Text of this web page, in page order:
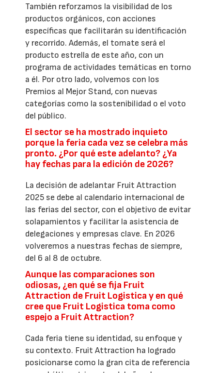
También reforzamos la visibilidad de los
productos orgánicos, con acciones
específicas que facilitarán su identificación
y recorrido. Además, el tomate será el
producto estrella de este año, con un
programa de actividades temáticas en torno
a él. Por otro lado, volvemos con los
Premios al Mejor Stand, con nuevas
categorías como la sostenibilidad o el voto
del público.
El sector se ha mostrado inquieto
porque la feria cada vez se celebra más
pronto. ¿Por qué este adelanto? ¿Ya
hay fechas para la edición de 2026?
La decisión de adelantar Fruit Attraction
2025 se debe al calendario internacional de
las ferias del sector, con el objetivo de evitar
solapamientos y facilitar la asistencia de
delegaciones y empresas clave. En 2026
volveremos a nuestras fechas de siempre,
del 6 al 8 de octubre.
Aunque las comparaciones son
odiosas, ¿en qué se fija Fruit
Attraction de Fruit Logistica y en qué
cree que Fruit Logistica toma como
espejo a Fruit Attraction?
Cada feria tiene su identidad, su enfoque y
su contexto. Fruit Attraction ha logrado
posicionarse como la gran cita de referencia